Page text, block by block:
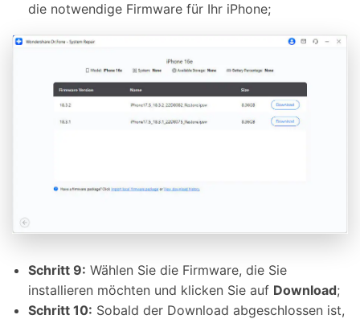
die notwendige Firmware für Ihr iPhone;
Schritt 9: Wählen Sie die Firmware, die Sie
installieren möchten und klicken Sie auf Download;
Schritt 10: Sobald der Download abgeschlossen ist,